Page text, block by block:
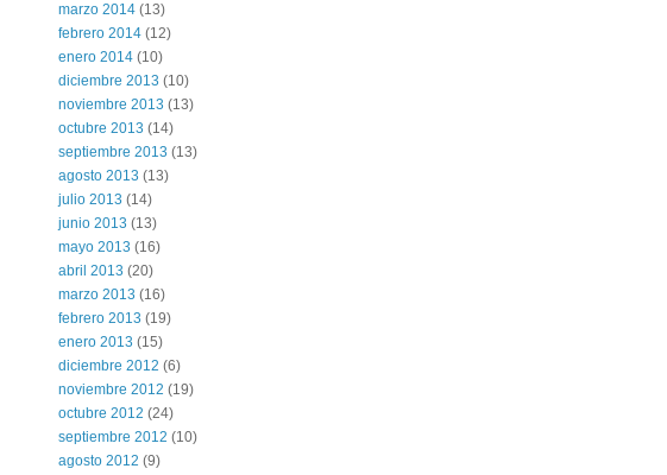
marzo 2014 (13)
febrero 2014 (12)
enero 2014 (10)
diciembre 2013 (10)
noviembre 2013 (13)
octubre 2013 (14)
septiembre 2013 (13)
agosto 2013 (13)
julio 2013 (14)
junio 2013 (13)
mayo 2013 (16)
abril 2013 (20)
marzo 2013 (16)
febrero 2013 (19)
enero 2013 (15)
diciembre 2012 (6)
noviembre 2012 (19)
octubre 2012 (24)
septiembre 2012 (10)
agosto 2012 (9)